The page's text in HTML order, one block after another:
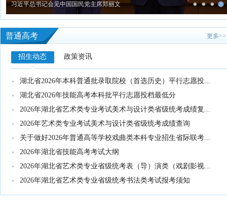
习近平总书记会见中国国民党主席郑丽文
普通高考 更多>>
招生动态 政策资讯
湖北省2026年本科普通批录取院校（首选历史）平行志愿投...
湖北省2026年技能高考本科批平行志愿投档最低分
2026年湖北省艺术类专业考试美术与设计类省级统考成绩复...
2026年艺术类专业考试美术与设计类省级统考成绩查询
关于做好2026年普通高等学校戏曲类本科专业招生省际联考...
2026年湖北省技能高考考试大纲
2026年湖北省艺术类专业省级统考表（导）演类（戏剧影视...
2026年湖北省艺术类专业省级统考书法类考试报考须知